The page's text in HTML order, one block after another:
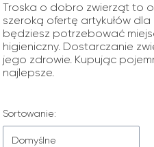
Troska o dobro zwierząt to
szeroką ofertę artykułów dla
będziesz potrzebować
higieniczny. Dostarczanie
jego zdrowie. Kupując
najlepsze.
Lista produktów
Sortowanie:
Domyślne